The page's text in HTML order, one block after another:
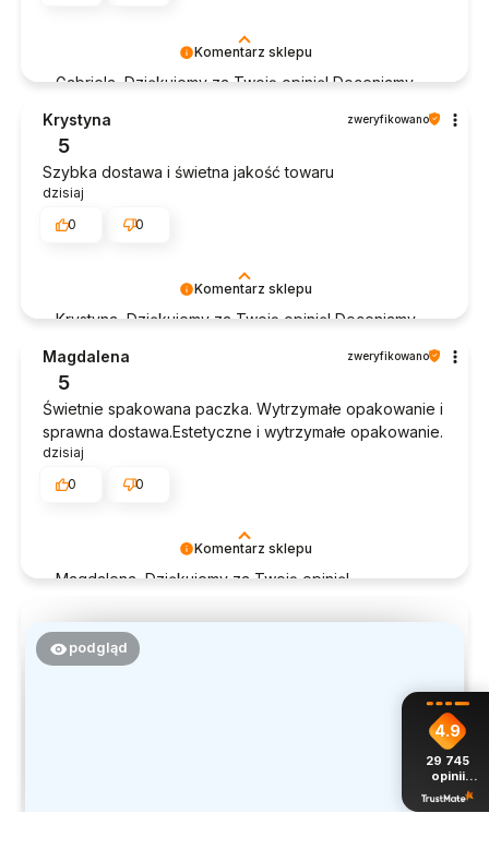
Komentarz sklepu
Gabriela, Dziękujemy za Twoją opinię! Doceniamy
doświadczeniem. Jesteśmy szczęśliwi, że mamy
takich klientów. Z pozdrowieniami, obsługa sklepu.
Komentarz sklepu
Krystyna, Dziękujemy za Twoją opinię! Doceniamy
doświadczeniem. Jesteśmy szczęśliwi, że mamy
takich klientów. Z pozdrowieniami, obsługa sklepu.
Krystyna zweryfikowano
5
Szybka dostawa i świetna jakość towaru
dzisiaj
0
0
Komentarz sklepu
Magdalena, Dziękujemy za Twoją opinię!
nami Twoim doświadczeniem. Jesteśmy szczęśliwi,
że mamy takich klientów. Z pozdrowieniami, obsługa
sklepu.
Magdalena zweryfikowano
5
Świetnie spakowana paczka. Wytrzymałe opakowanie i
sprawna dostawa.Estetyczne i wytrzymałe opakowanie.
dzisiaj
0
0
podgląd
4.9
29 745
opinii
z całego
okresu